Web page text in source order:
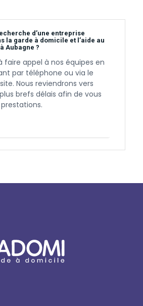
d’une entreprise
la garde à domicile et l’aide au
Aubagne ?
faire appel à nos équipes en
par téléphone ou via le
Nous reviendrons vers
brefs délais afin de vous